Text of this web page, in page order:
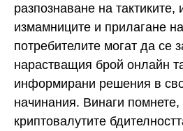
разпознаване на тактиките,
измамниците и прилагане
потребителите могат да се
нарастващия брой онлайн
информирани решения в
начинания. Винаги
криптовалутите